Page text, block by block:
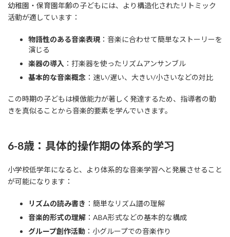
幼稚園・保育園年齢の子どもには、より構造化されたリトミック
活動が適しています：
物語性のある音楽表現 ：音楽に合わせて簡単なストーリーを
演じる
楽器の導入 ：打楽器を使ったリズムアンサンブル
基本的な音楽概念 ：速い/遅い、大きい/小さいなどの対比
この時期の子どもは模倣能力が著しく発達するため、指導者の動
きを真似ることから音楽的要素を学んでいきます。
6-8歳：具体的操作期の体系的学习
小学校低学年になると、より体系的な音楽学習へと発展させること
が可能になります：
リズムの読み書き ：簡単なリズム譜の理解
音楽的形式の理解 ：ABA形式などの基本的な構成
グループ創作活動 ：小グループでの音楽作り